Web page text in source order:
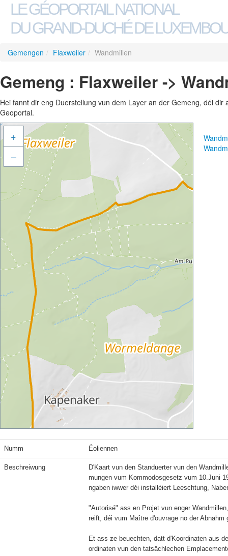
LE GÉOPORTAIL NATIONAL
DU GRAND-DUCHÉ DE
Gemengen / Flaxweiler / Wandmillen
Gemeng : Flaxweiler ->
Hei fannt dir eng Duerstellung vun dem Layer an der Gemeng, déi
Geoportal.
+
–
Numm Éoliennen
Beschreiwung
D'Kaart vun den Standuerter vun den
mungen vum Kommodosgesetz vum 10.Juni
ngaben iwwer déi installéiert Leeschtung,
"Autorisé" ass en Projet vun enger
reift, déi vum Maître d'ouvrage no der Abnahm
Et ass ze beuechten, datt d'Koordinaten aus
ordinaten vun den tatsächlechen